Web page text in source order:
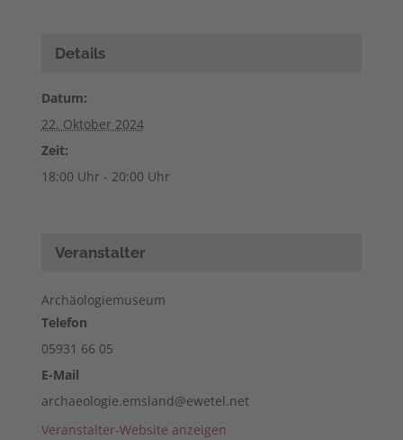
Details
Datum:
22. Oktober 2024
Zeit:
18:00 Uhr - 20:00 Uhr
Veranstalter
Archäologiemuseum
Telefon
05931 66 05
E-Mail
archaeologie.emsland@ewetel.net
Veranstalter-Website anzeigen